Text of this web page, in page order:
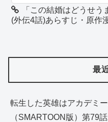
「この結婚はどうせ
(外伝4話)あらすじ・原作
最
転生した英雄はアカデミ
（SMARTOON版）第79